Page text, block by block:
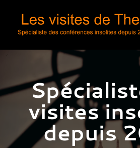
contenu
visites
depuis